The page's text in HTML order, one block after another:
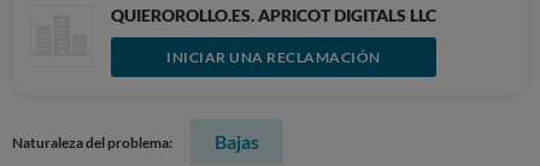
QUIEROROLLO.ES. APRICOT DIGITALS LLC
INICIAR UNA RECLAMACIÓN
Naturaleza del problema: Bajas